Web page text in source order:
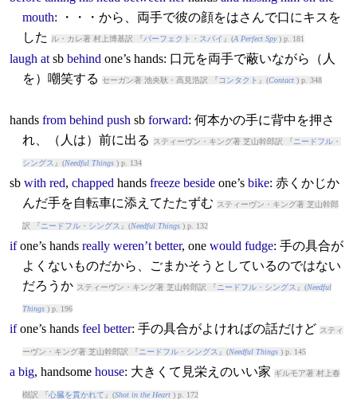
mouth: ・・・から、両手で彼の顔をはさんで口にキスを
した
ル・カレ著 村上博基訳 『パーフェクト・スパイ 』(A Perfect Spy) p. 181
laugh atsb behind one’s hands: 口元を両手で蔽いながら（人
を）嘲笑する
セーガン著 池央耿・高見浩訳 『コンタクト 』(Contact) p. 348
hands from behind push sb forward: 何本かの手に背中を押さ
れ、（人は）前に出る
スティーヴン・キング著 芝山幹郎訳 『 ニードフル・
シングス 』(Needful Things) p. 134
sb with red, chapped hands freeze besideone’s bike: 赤くかじか
んだ手を自転車に添えてたたずむ
スティーヴン・キング著 芝山幹郎
訳 『 ニードフル・シングス 』(Needful Things) p. 132
ifone’s hands really weren’t better, one would fudge: 手の具合が
よくないものだから、ごまかそうとしているのではない
だろうか スティーヴン・キング著 芝山幹郎訳 『 ニードフル・シングス 』(Needful
Things) p. 196
ifone’s hands feel better: 手の具合がよければの話だけど スティ
ーヴン・キング著 芝山幹郎訳 『 ニードフル・シングス 』(Needful Things) p. 145
a big, handsome house: 大きくて見栄えのいい家 ギルモア著 村上春
樹訳 『心臓を貫かれて 』(Shot in the Heart) p. 172